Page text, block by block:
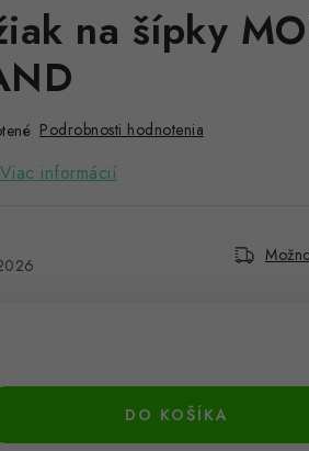
na šípky
Podrobnosti hodnotenia
Viac informácií
DO KOŠÍKA